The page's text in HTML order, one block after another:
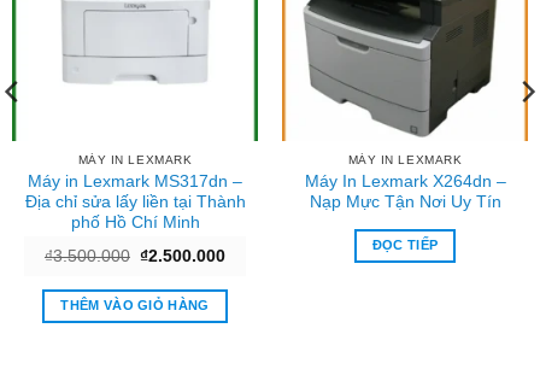
MÁY IN LEXMARK
Máy in Lexmark MS317dn –
Địa chỉ sửa lấy liền tại Thành
phố Hồ Chí Minh
₫3.500.000 Giá
là:
₫3.500.000.
₫2.500.000Giá
tại
₫2.500.000.
THÊM VÀO GIỎ HÀNG
MÁY IN LEXMARK
Máy In Lexmark X264dn –
Nạp Mực Tận Nơi Uy Tín
ĐỌC TIẾP